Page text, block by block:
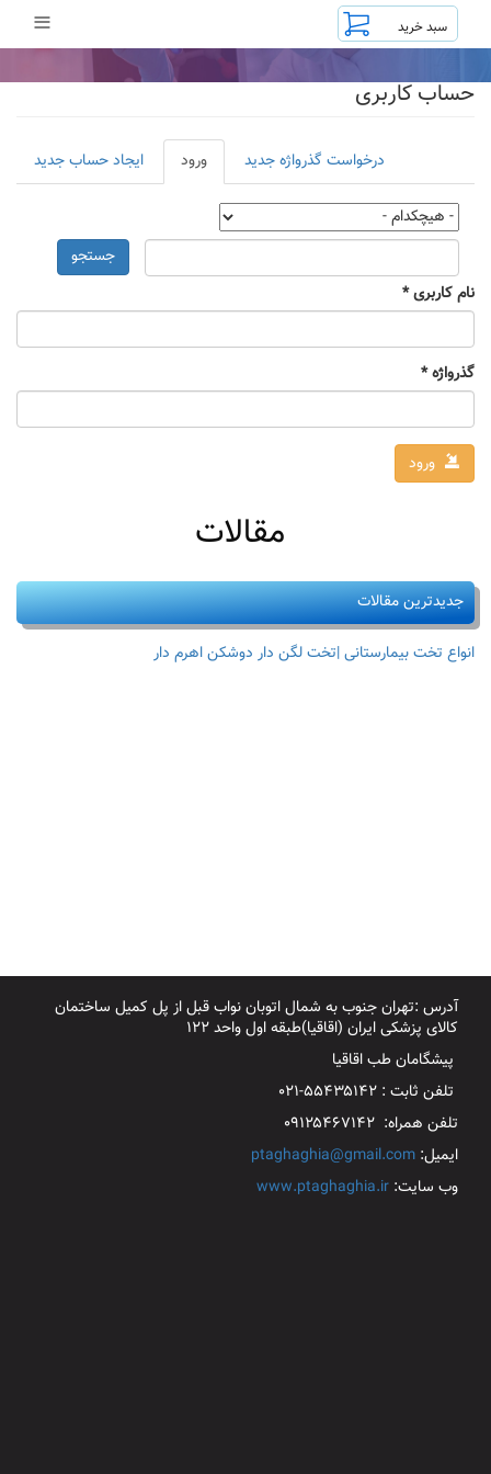
محتوای
≡
حساب کاربری
تب‌های
اولیه
ایجاد حساب جدید ورود
فعال)
درخواست گذرواژه جدید
جستجو
نام کاربری*
گذرواژه*
ورود
مقالات
جدیدترین مقالات
انواع تخت بیمارستانی |تخت لگن دار دوشکن اهرم دار
آدرس :تهران جنوب به شمال اتوبان نواب قبل از پل کمیل ساختمان
کالای پزشکی ایران (اقاقیا)طبقه اول واحد ۱۲۲
پیشگامان طب اقاقیا
تلفن ثابت : ۵۵۴۳۵۱۴۲-۰۲۱
تلفن همراه: ۰۹۱۲۵۴۶۷۱۴۲
ایمیل: ptaghaghia@gmail.com
وب سایت: www.ptaghaghia.ir